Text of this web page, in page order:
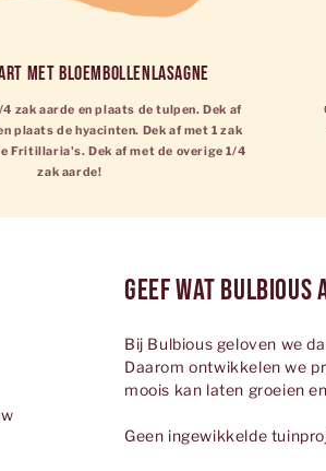
met bloembollenlasagne
zak aarde en plaats de tulpen. Dek af
plaats de hyacinten. Dek af met 1 zak
Fritillaria's. Dek af met de overige 1/4
zak aarde!
Geef wat Bulbious
Bij Bulbious geloven we
Daarom ontwikkelen we
moois kan laten groeien
Geen ingewikkelde